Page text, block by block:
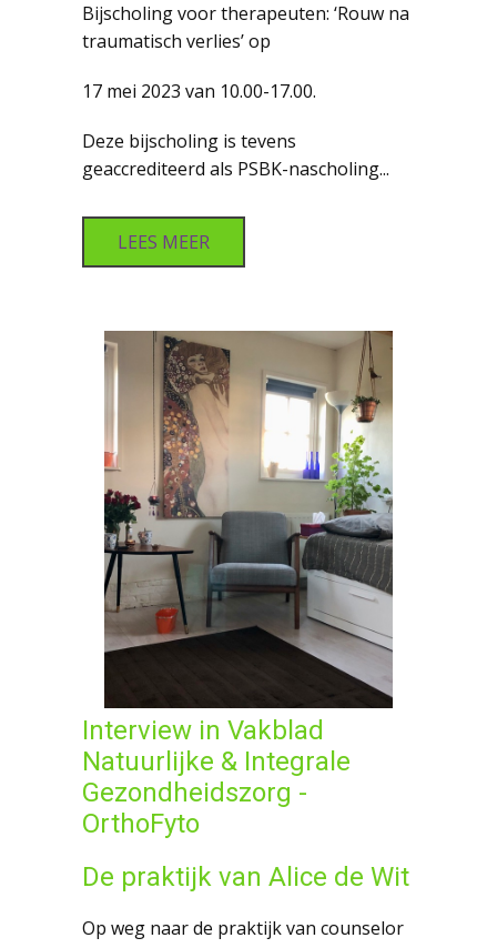
Bijscholing voor therapeuten: ‘Rouw na
traumatisch verlies’ op
17 mei 2023 van 10.00-17.00.
Deze bijscholing is tevens
geaccrediteerd als PSBK-nascholing...
LEES MEER
Interview in Vakblad
Natuurlijke & Integrale
Gezondheidszorg -
OrthoFyto
De praktijk van Alice de Wit
Op weg naar de praktijk van counselor